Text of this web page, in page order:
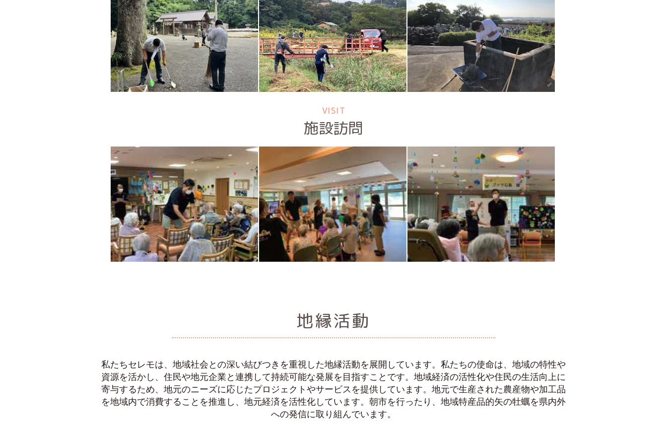
VISIT
施設訪問
地縁活動
私たちセレモは、地域社会との深い結びつきを重視した地縁活動を展開しています。私たちの使命は、地域の特性や
資源を活かし、住民や地元企業と連携して持続可能な発展を目指すことです。地域経済の活性化や住民の生活向上に
寄与するため、地元のニーズに応じたプロジェクトやサービスを提供しています。地元で生産された農産物や加工品
を地域内で消費することを推進し、地元経済を活性化しています。朝市を行ったり、地域特産品的矢の牡蠣を県内外
への発信に取り組んでいます。